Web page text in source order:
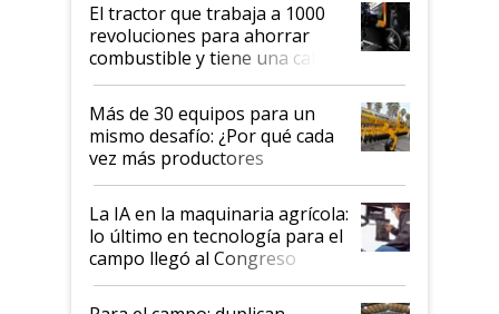
El tractor que trabaja a 1000
revoluciones para ahorrar
combustible y tiene una cabina
que parece una computadora:
lo último en el mundo,
disponible en Argentina
Más de 30 equipos para un
mismo desafío: ¿Por qué cada
vez más productores
incorporan fertilizante bajo
tierra?
La IA en la maquinaria agrícola:
lo último en tecnología para el
campo llegó al Congreso
Aapresid 2026